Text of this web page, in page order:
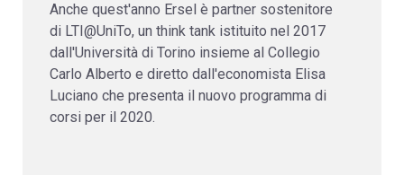
Anche quest'anno Ersel è partner sostenitore
di LTI@UniTo, un think tank istituito nel 2017
dall'Università di Torino insieme al Collegio
Carlo Alberto e diretto dall'economista Elisa
Luciano che presenta il nuovo programma di
corsi per il 2020.